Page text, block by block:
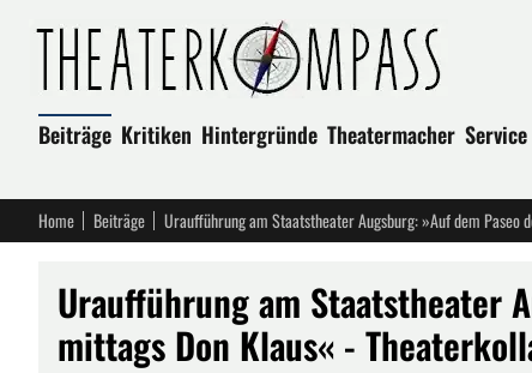
Beiträge Kritiken Hintergründe Theatermacher Service
Home Beiträge
Uraufführung am Staatstheater
mittags Don Klaus« -